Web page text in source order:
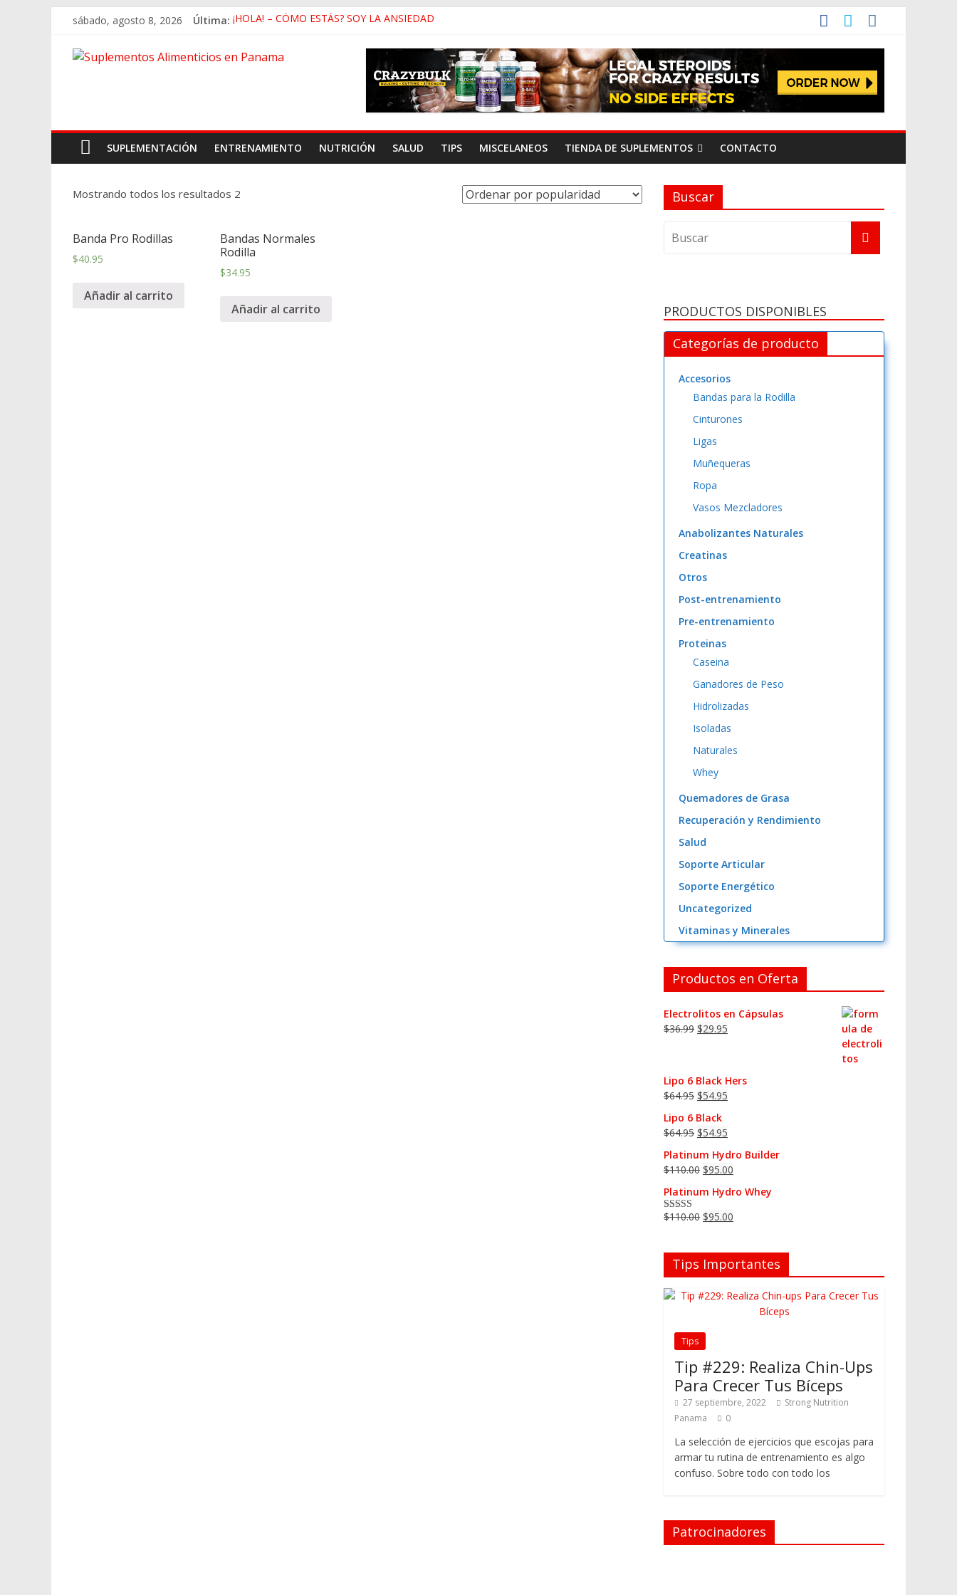
sábado, agosto 8, 2026 Última: ¡HOLA! – CÓMO ESTÁS? SOY LA ANSIEDAD
Beneficios de Caminar En Vez de Correr
La Falsa Ideología de Género y Su Antropología
Rutina de Alta Intensidad Para Músculo en las Pantorrillas
SUPLEMENTACIÓN ENTRENAMIENTO NUTRICIÓN SALUD TIPS MISCELANEOS TIENDA DE SUPLEMENTOS CONTACTO
Mostrando todos los resultados 2
Banda Pro Rodillas
$40.95
Añadir al carrito
Bandas Normales
Rodilla
$34.95
Añadir al carrito
Buscar
PRODUCTOS DISPONIBLES
Categorías de producto
Accesorios
Bandas para la Rodilla
Cinturones
Ligas
Muñequeras
Ropa
Vasos Mezcladores
Anabolizantes Naturales
Creatinas
Otros
Post-entrenamiento
Pre-entrenamiento
Proteinas
Caseina
Ganadores de Peso
Hidrolizadas
Isoladas
Naturales
Whey
Quemadores de Grasa
Recuperación y Rendimiento
Salud
Soporte Articular
Soporte Energético
Uncategorized
Vitaminas y Minerales
Productos en Oferta
Electrolitos en Cápsulas
$36.99 $29.95
Lipo 6 Black Hers
$64.95 $54.95
Lipo 6 Black
$64.95 $54.95
Platinum Hydro Builder
$110.00 $95.00
Platinum Hydro Whey
Valorado en
$110.00 $95.00
Tips Importantes
Tips
Tip #229: Realiza Chin-Ups
Para Crecer Tus Bíceps
27 septiembre, 2022
Strong Nutrition
Panama
0
La selección de ejercicios que escojas para
armar tu rutina de entrenamiento es algo
confuso. Sobre todo con todo los
Patrocinadores